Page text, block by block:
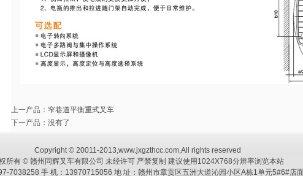
上一产品 ： 窄巷道平衡重式叉车
下一产品 ：没有了
Copyright © 20011-2013,www.jxgzthcc.com,All rights reserved
所有 © 赣州同辉叉车有限公司 未经许可 严禁复制 建议使用1024X768分辨率浏览本站
7038258 手 机：13970715056 地 址：赣州市章贡区五洲大道沁园小区A栋1单元5#6#店